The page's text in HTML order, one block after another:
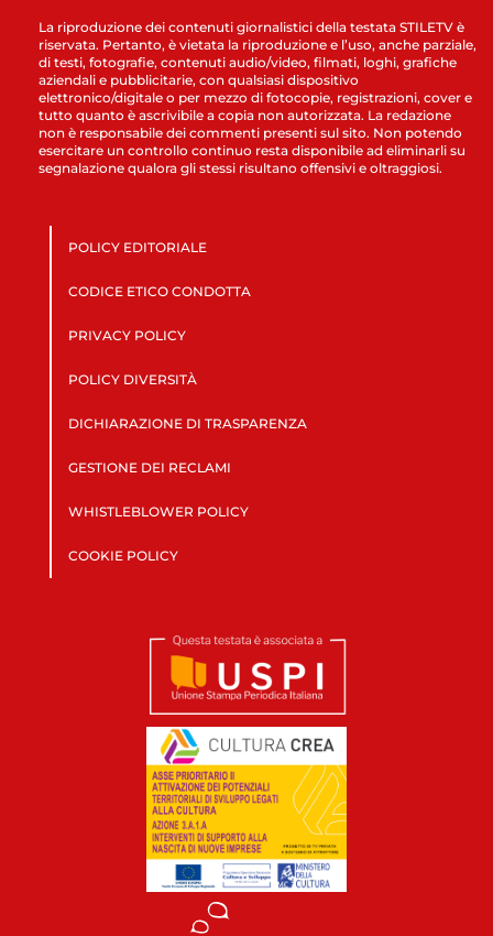
La riproduzione dei contenuti giornalistici della testata STILETV è
riservata. Pertanto, è vietata la riproduzione e l’uso, anche parziale,
di testi, fotografie, contenuti audio/video, filmati, loghi, grafiche
aziendali e pubblicitarie, con qualsiasi dispositivo
elettronico/digitale o per mezzo di fotocopie, registrazioni, cover e
tutto quanto è ascrivibile a copia non autorizzata. La redazione
non è responsabile dei commenti presenti sul sito. Non potendo
esercitare un controllo continuo resta disponibile ad eliminarli su
segnalazione qualora gli stessi risultano offensivi e oltraggiosi.
POLICY EDITORIALE
CODICE ETICO CONDOTTA
PRIVACY POLICY
POLICY DIVERSITÀ
DICHIARAZIONE DI TRASPARENZA
GESTIONE DEI RECLAMI
WHISTLEBLOWER POLICY
COOKIE POLICY